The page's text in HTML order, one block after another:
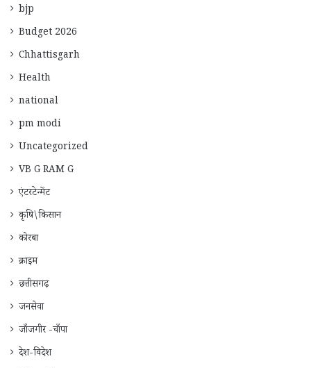
bjp
Budget 2026
Chhattisgarh
Health
national
pm modi
Uncategorized
VB G RAM G
एंटरटेन्मेंट
कृषि\किसान
कोरबा
क्राइम
छत्तीसगढ़
जनसेवा
जाँजगीर -चाँपा
देश-विदेश